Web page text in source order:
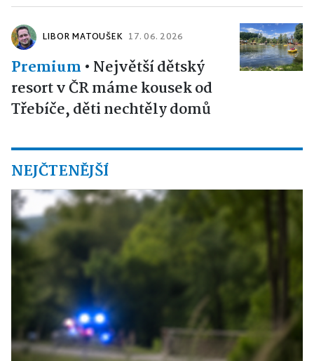
LIBOR MATOUŠEK 17. 06. 2026
Premium • Největší dětský
resort v ČR máme kousek od
Třebíče, děti nechtěly domů
NEJČTENĚJŠÍ